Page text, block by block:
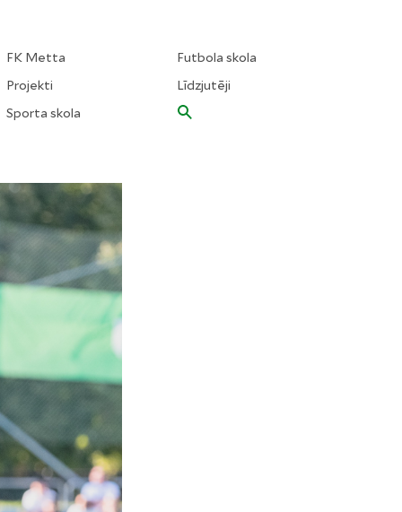
FK Metta
Projekti
Sporta skola
Futbola skola
Līdzjutēji